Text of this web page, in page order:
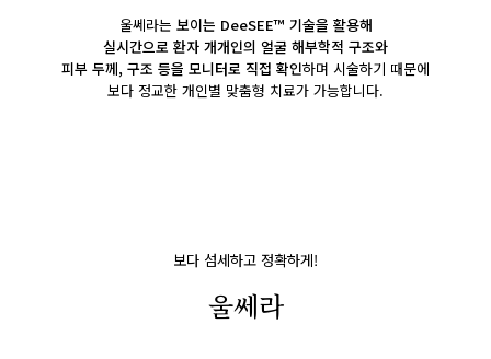
울쎄라는 보이는 DeeSEE™ 기술을 활용해
실시간으로 환자 개개인의 얼굴 해부학적 구조와
피부 두께, 구조 등을 모니터로 직접 확인하며 시술하기 때문에
보다 정교한 개인별 맞춤형 치료가 가능합니다.
보다 섬세하고 정확하게!
울쎄라